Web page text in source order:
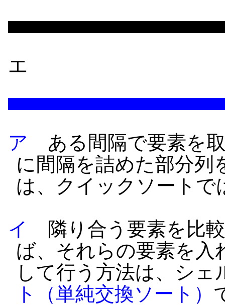
エ
ア ある間隔で要素を
に間隔を詰めた部分列
は、クイックソートで
イ
隣り合う要素を比
ば、それらの要素を入
して行う方法は、シ
ト（単純交換ソート）